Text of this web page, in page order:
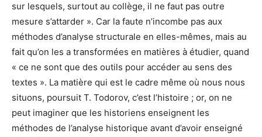
sur lesquels, surtout au collège, il ne faut pas outre
mesure s’attarder ». Car la faute n’incombe pas aux
méthodes d’analyse structurale en elles-mêmes, mais au
fait qu’on les a transformées en matières à étudier, quand
« ce ne sont que des outils pour accéder au sens des
textes ». La matière qui est le cadre même où nous nous
situons, poursuit T. Todorov, c’est l’histoire ; or, on ne
peut imaginer que les historiens enseignent les
méthodes de l’analyse historique avant d’avoir enseigné